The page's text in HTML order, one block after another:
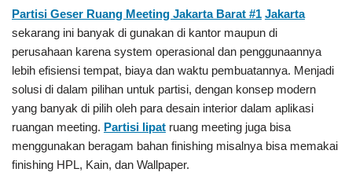
Partisi Geser Ruang Meeting Jakarta Barat #1 Jakarta
sekarang ini banyak di gunakan di kantor maupun di
perusahaan karena system operasional dan penggunaannya
lebih efisiensi tempat, biaya dan waktu pembuatannya. Menjadi
solusi di dalam pilihan untuk partisi, dengan konsep modern
yang banyak di pilih oleh para desain interior dalam aplikasi
ruangan meeting. Partisi lipat ruang meeting juga bisa
menggunakan beragam bahan finishing misalnya bisa memakai
finishing HPL, Kain, dan Wallpaper.